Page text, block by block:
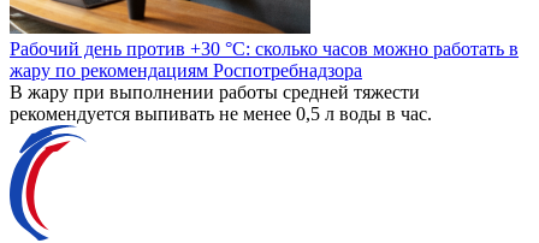
Рабочий день против +30 °C: сколько часов можно работать в
жару по рекомендациям Роспотребнадзора
В жару при выполнении работы средней тяжести
рекомендуется выпивать не менее 0,5 л воды в час.